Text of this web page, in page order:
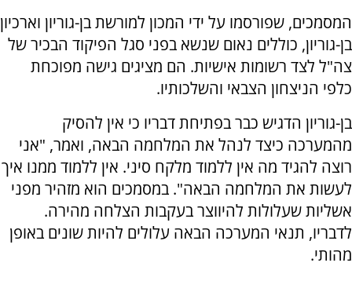
המסמכים, שפורסמו על ידי המכון למורשת בן-גוריון וארכיון
בן-גוריון, כוללים נאום שנשא בפני סגל הפיקוד הבכיר של
צה"ל לצד רשומות אישיות. הם מציגים גישה מפוכחת
כלפי הניצחון הצבאי והשלכותיו.
בן-גוריון הדגיש כבר בפתיחת דבריו כי אין להסיק
מהמערכה כיצד לנהל את המלחמה הבאה, ואמר, "אני
רוצה להגיד מה אין ללמוד מלקח סיני. אין ללמוד ממנו איך
לעשות את המלחמה הבאה". במסמכים הוא מזהיר מפני
אשליות שעלולות להיווצר בעקבות הצלחה מהירה.
לדבריו, תנאי המערכה הבאה עלולים להיות שונים באופן
מהותי.